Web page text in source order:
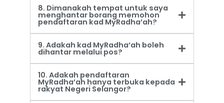
8. Dimanakah tempat untuk saya
menghantar borang memohon
pendaftaran kad MyRadha’ah?
9. Adakah kad MyRadha’ah boleh
dihantar melalui pos?
10. Adakah pendaftaran
MyRadha’ah hanya terbuka kepada
rakyat Negeri Selangor?